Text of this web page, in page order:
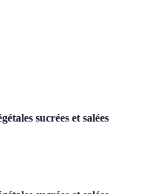
sucrées et salées